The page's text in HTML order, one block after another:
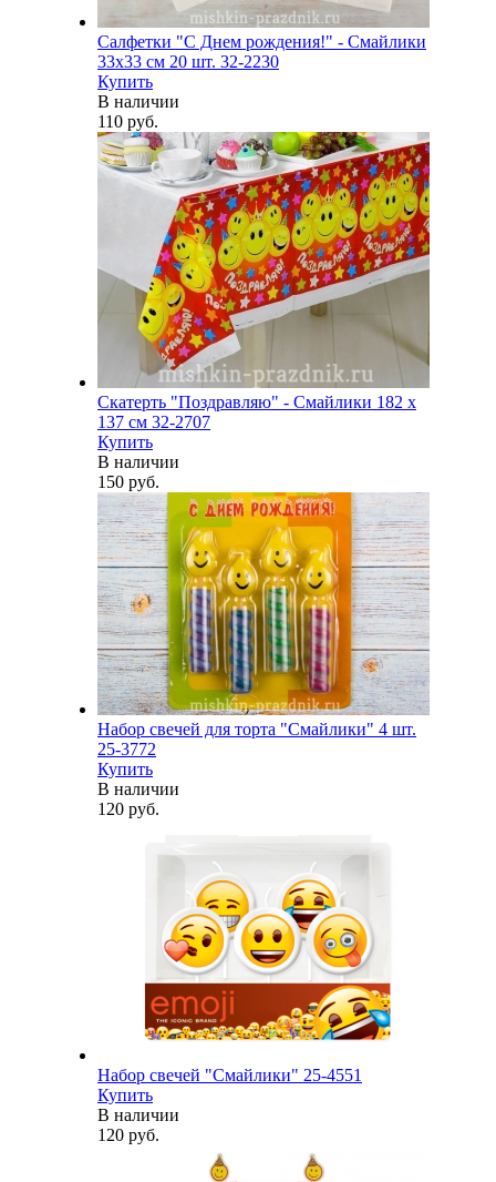
Салфетки "С Днем рождения!" - Смайлики
33х33 см 20 шт. 32-2230
Купить
В наличии
110 руб.
Скатерть "Поздравляю" - Смайлики 182 х
137 см 32-2707
Купить
В наличии
150 руб.
Набор свечей для торта "Смайлики" 4 шт.
25-3772
Купить
В наличии
120 руб.
Набор свечей "Смайлики" 25-4551
Купить
В наличии
120 руб.